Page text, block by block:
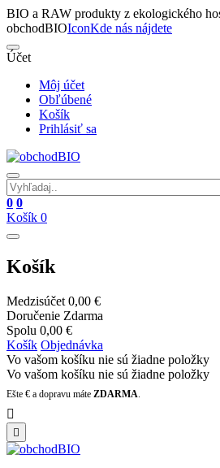
BIO a RAW produkty z ekologického
obchodBIOIconKde nás nájdete
Účet
Môj účet
Obľúbené
Košík
Prihlásiť sa
0 0
Košík 0
Košík
Medzisúčet 0,00 €
Doručenie Zdarma
Spolu 0,00 €
Košík Objednávka
Vo vašom košíku nie sú žiadne položky
Vo vašom košíku nie sú žiadne položky
Ešte € a dopravu máte ZDARMA.

